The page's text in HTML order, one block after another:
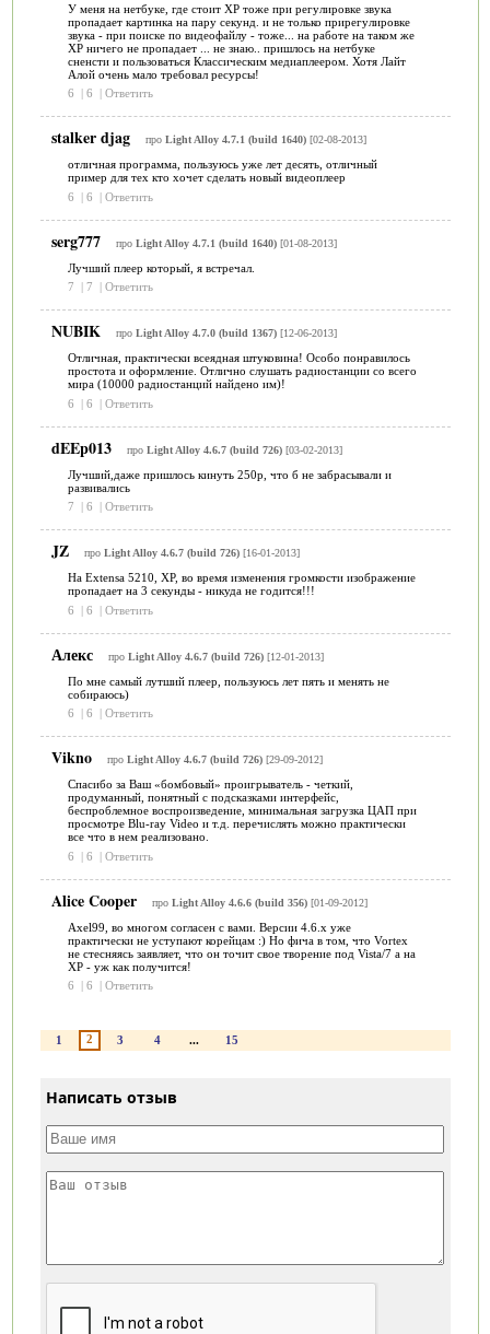
У меня на нетбуке, где стоит ХР тоже при регулировке звука
пропадает картинка на пару секунд. и не только прирегулировке
звука - при поиске по видеофайлу - тоже... на работе на таком же
ХР ничего не пропадает ... не знаю.. пришлось на нетбуке
сненсти и пользоваться Классическим медиаплеером. Хотя Лайт
Алой очень мало требовал ресурсы!
6
| 6 | Ответить
stalker djag про Light Alloy 4.7.1 (build 1640)[02-08-2013]
отличная программа, пользуюсь уже лет десять, отличный
пример для тех кто хочет сделать новый видеоплеер
6
| 6 | Ответить
serg777 про Light Alloy 4.7.1 (build 1640)[01-08-2013]
Лучший плеер который, я встречал.
7
| 7 | Ответить
NUBIK про Light Alloy 4.7.0 (build 1367)[12-06-2013]
Отличная, практически всеядная штуковина! Особо понравилось
простота и оформление. Отлично слушать радиостанции со всего
мира (10000 радиостанций найдено им)!
6
| 6 | Ответить
dEEp013 про Light Alloy 4.6.7 (build 726)[03-02-2013]
Лучший,даже пришлось кинуть 250р, что б не забрасывали и
развивались
7
| 6 | Ответить
JZ про Light Alloy 4.6.7 (build 726)[16-01-2013]
На Extensa 5210, XP, во время изменения громкости изображение
пропадает на 3 секунды - никуда не годится!!!
6
| 6 | Ответить
Алекс про Light Alloy 4.6.7 (build 726)[12-01-2013]
По мне самый лутший плеер, пользуюсь лет пять и менять не
собираюсь)
6
| 6 | Ответить
Vikno про Light Alloy 4.6.7 (build 726)[29-09-2012]
Спасибо за Ваш «бомбовый» проигрыватель - четкий,
продуманный, понятный с подсказками интерфейс,
беспроблемное воспроизведение, минимальная загрузка ЦАП при
просмотре Blu-ray Video и т.д. перечислять можно практически
все что в нем реализовано.
6
| 6 | Ответить
Alice Cooper про Light Alloy 4.6.6 (build 356)[01-09-2012]
Axel99, во многом согласен с вами. Версии 4.6.x уже
практически не уступают корейцам :) Но фича в том, что Vortex
не стесняясь заявляет, что он точит свое творение под Vista/7 а на
XP - уж как получится!
6
| 6 | Ответить
1 2 3 4 ... 15
Написать отзыв